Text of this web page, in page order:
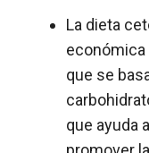
La dieta
económica
que se
que ayuda